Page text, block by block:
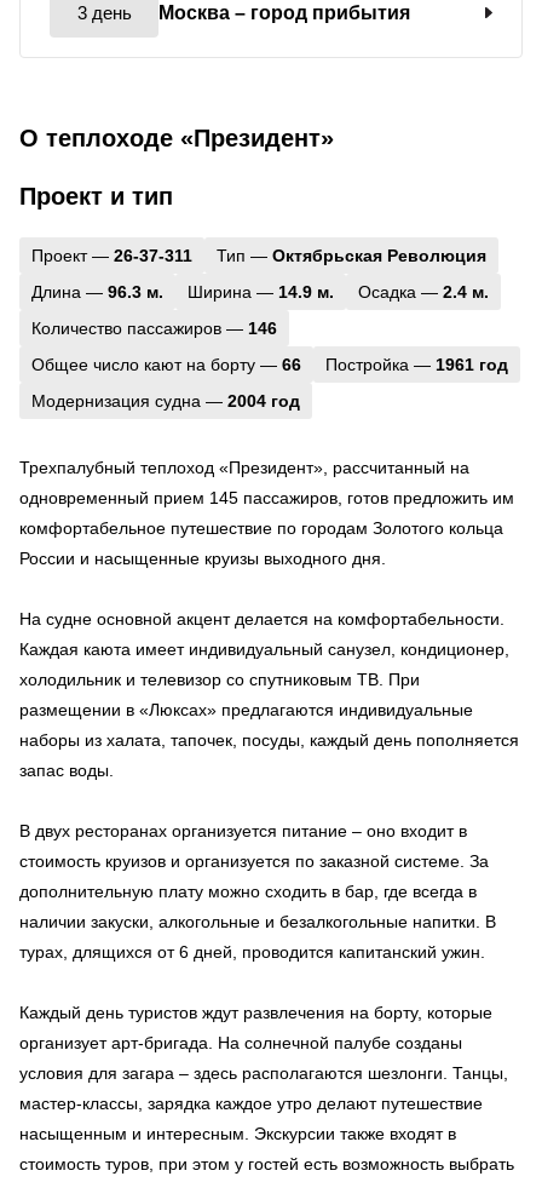
3 день Москва – город прибытия
О теплоходе «Президент»
Проект и тип
Проект — 26-37-311 Тип — Октябрьская Революция
Длина — 96.3 м. Ширина — 14.9 м. Осадка — 2.4 м.
Количество пассажиров — 146
Общее число кают на борту — 66 Постройка — 1961 год
Модернизация судна — 2004 год
Трехпалубный теплоход «Президент», рассчитанный на
одновременный прием 145 пассажиров, готов предложить им
комфортабельное путешествие по городам Золотого кольца
России и насыщенные круизы выходного дня.
На судне основной акцент делается на комфортабельности.
Каждая каюта имеет индивидуальный санузел, кондиционер,
холодильник и телевизор со спутниковым ТВ. При
размещении в «Люксах» предлагаются индивидуальные
наборы из халата, тапочек, посуды, каждый день пополняется
запас воды.
В двух ресторанах организуется питание – оно входит в
стоимость круизов и организуется по заказной системе. За
дополнительную плату можно сходить в бар, где всегда в
наличии закуски, алкогольные и безалкогольные напитки. В
турах, длящихся от 6 дней, проводится капитанский ужин.
Каждый день туристов ждут развлечения на борту, которые
организует арт-бригада. На солнечной палубе созданы
условия для загара – здесь располагаются шезлонги. Танцы,
мастер-классы, зарядка каждое утро делают путешествие
насыщенным и интересным. Экскурсии также входят в
стоимость туров, при этом у гостей есть возможность выбрать